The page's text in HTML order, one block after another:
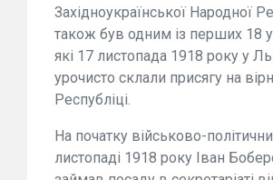
Західноукраїнської Народної
також був одним із перших 18
які 17 листопада 1918 року у
урочисто склали присягу на
Республіці.
На початку військово-
листопаді 1918 року Іван